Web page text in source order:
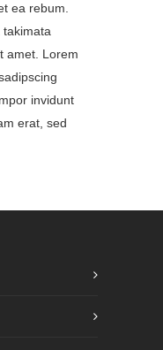
ea rebum.
takimata
amet. Lorem
invidunt
erat, sed